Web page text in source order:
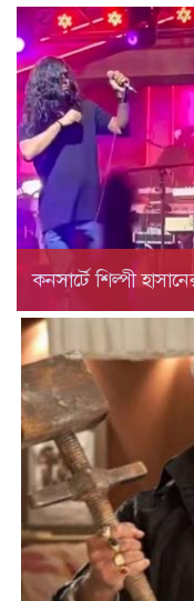
কনসার্টে শিল্পী